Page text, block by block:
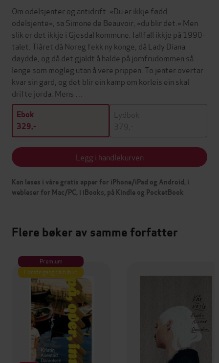
Om odelsjenter og antidrift. «Du er ikkje fødd
odelsjente», sa Simone de Beauvoir, «du blir det.» Men
slik er det ikkje i Gjesdal kommune. Iallfall ikkje på 1990-
talet. Tiåret då Noreg fekk ny konge, då Lady Diana
døydde, og då det gjaldt å halde på jomfrudommen så
lenge som mogleg utan å vere prippen. To jenter overtar
kvar sin gard, og det blir ein kamp om korleis ein skal
drifte jorda. Mens …
Ebok
329,-
Lydbok
379,-
Legg i handlekurven
Kan leses i våre gratis apper for iPhone/iPad og Android, i
webleser for Mac/PC, i iBooks, på Kindle og PocketBook
Flere bøker av samme forfatter
Premium
Første gang på tilbud